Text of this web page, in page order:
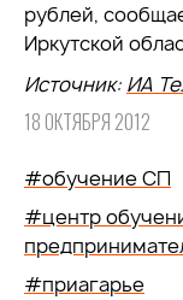
рублей,
Иркутской
Источник: ИА
18 ОКТЯБРЯ 2012
#обучение СП
#центр
#приагарье